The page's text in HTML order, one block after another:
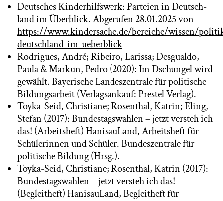
Deutsches Kinderhilfswerk: Par­tei­en in Deutsch­
land im Über­blick. Abgerufen 28.01.2025 von
https://www.kindersache.de/bereiche/wissen/
deutschland-im-ueberblick
Rodrigues, André; Ribeiro, Larissa; Desgualdo,
Paula & Markun, Pedro (2020): Im Dschungel wird
gewählt. Bayerische Landeszentrale für politische
Bildungsarbeit (Verlagsankauf: Prestel Verlag).
Toyka-Seid, Christiane; Rosenthal, Katrin; Eling,
Stefan (2017): Bundestagswahlen – jetzt versteh ich
das! (Arbeitsheft) HanisauLand, Arbeitsheft für
Schülerinnen und Schüler. Bundeszentrale für
politische Bildung (Hrsg.).
Toyka-Seid, Christiane; Rosenthal, Katrin (2017):
Bundestagswahlen – jetzt versteh ich das!
(Begleitheft) HanisauLand, Begleitheft für